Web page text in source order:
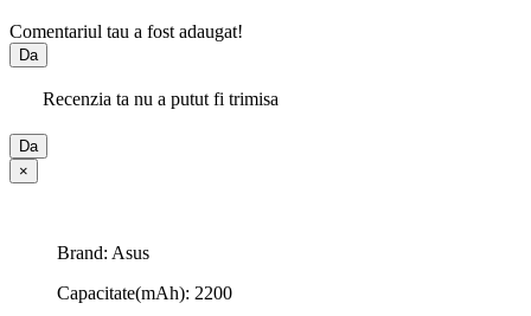
Comentariul tau a fost adaugat!
Da
Recenzia ta nu a putut fi trimisa
Da
×
Brand: Asus
Capacitate(mAh): 2200